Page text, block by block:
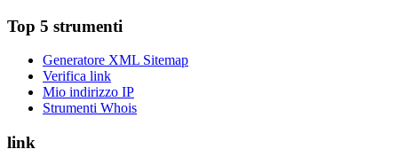
Top 5 strumenti
Generatore XML Sitemap
Verifica link
Mio indirizzo IP
Strumenti Whois
link